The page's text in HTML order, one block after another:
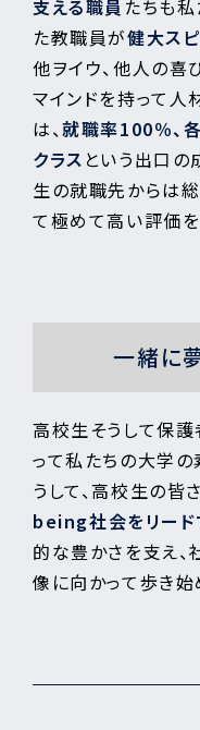
支える職員 たちも
た教職員が健大ス
他ヲイウ、他人の喜
マインドを持って人
は、就職率100％、
クラス という出口の
生の就職先からは
て極めて高い評価を
一緒に
高校生そうして保
って私たちの大学の
うして、高校生の皆
being社会をリード
的な豊かさを支え
像に向かって歩き始